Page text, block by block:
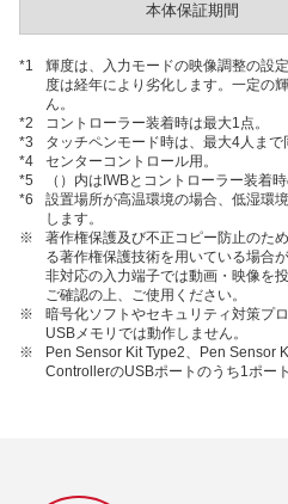
本体保証期間
*1
輝度は、入力モードの映像調整の設
度は経年により劣化します。一定の
ん。
*2
コントローラー装着時は最大1点。
*3
タッチペンモード時は、最大4人まで
*4
センターコントロール用。
*5
（）内はIWBとコントローラー装着
*6
設置場所が高温環境の場合、低湿環
します。
※
著作権保護及び不正コピー防止のた
る著作権保護技術を用いている場合
非対応の入力端子では動画・映像を
ご確認の上、ご使用ください。
※
暗号化ソフトやセキュリティ対策プ
USBメモリでは動作しません。
※
Pen Sensor Kit Type2、Pen Sensor
ControllerのUSBポートのうち1ポー